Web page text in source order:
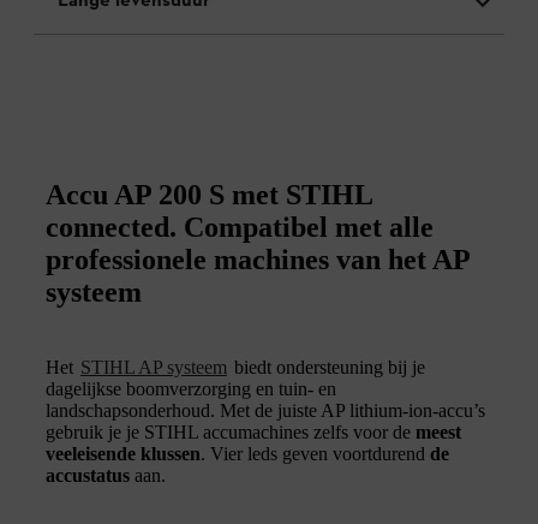
Accu AP 200 S met STIHL
connected. Compatibel met alle
professionele machines van het AP
systeem
Het STIHL AP systeem biedt ondersteuning bij je
dagelijkse boomverzorging en tuin- en
landschapsonderhoud. Met de juiste AP lithium-ion-accu’s
gebruik je je STIHL accumachines zelfs voor de meest
veeleisende klussen. Vier leds geven voortdurend de
accustatus aan.